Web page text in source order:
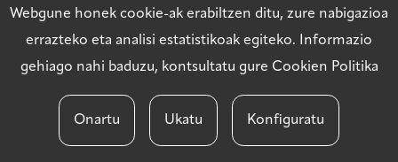
Webgune honek cookie-ak erabiltzen ditu, zure nabigazioa
errazteko eta analisi estatistikoak egiteko. Informazio
gehiago nahi baduzu, kontsultatu gure Cookien Politika
Onartu Ukatu Konfiguratu